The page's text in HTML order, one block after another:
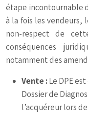
étape incontournable
à la fois les vendeurs,
non-respect de
conséquences
notamment des
Vente :Le DPE
Dossier de
l’acquéreur lors